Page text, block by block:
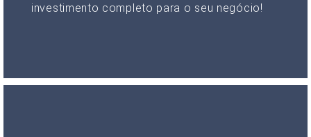
investimento completo para o seu negócio!